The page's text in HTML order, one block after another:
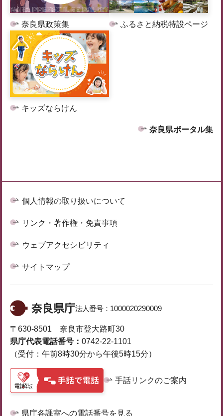
奈良県政策集 ふるさと納税特設ページ
キッズならけん
奈良県ポータル集
個人情報の取り扱いについて
リンク・著作権・免責事項
ウェブアクセシビリティ
サイトマップ
奈良県庁法人番号： 1000020290009
〒630-8501 奈良市登大路町30
県庁代表電話番号： 0742-22-1101
（受付：午前8時30分から午後5時15分）
手話リンクのご案内
県庁各課室への電話番号を見る